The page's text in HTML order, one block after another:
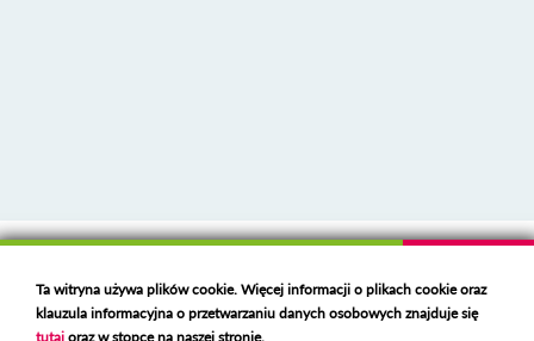
Deklaracja dostępności
Polski serwer RBLhttps://polspam.pl/
Ta witryna używa plików cookie. Więcej informacji o plikach cookie oraz
klauzula informacyjna o przetwarzaniu danych osobowych znajduje się
tutajoraz w stopce na naszej stronie.